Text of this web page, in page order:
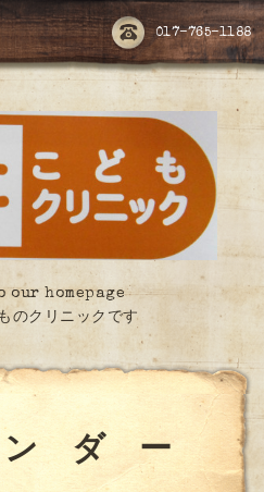
017-765-1188
our homepage
のクリニックです
ダ ー